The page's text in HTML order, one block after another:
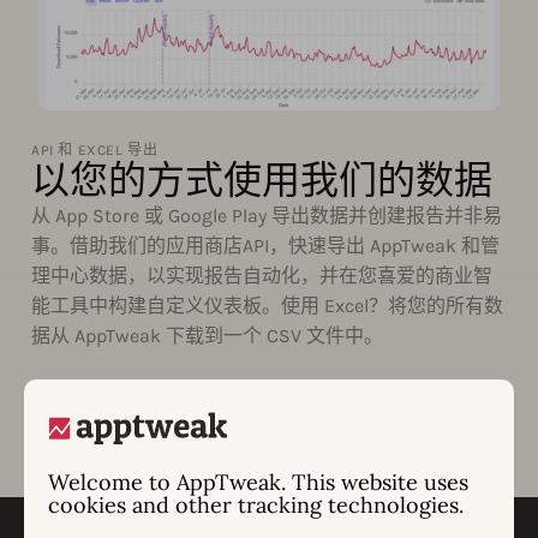
Welcome to AppTweak. This website uses
cookies and other tracking technologies.
API 和 EXCEL 导出
以您的方式使用我们的数据
从 App Store 或 Google Play 导出数据并创建报告并非易
事。借助我们的应用商店API，快速导出 AppTweak 和管
理中心数据，以实现报告自动化，并在您喜爱的商业智
能工具中构建自定义仪表板。使用 Excel？将您的所有数
据从 AppTweak 下载到一个 CSV 文件中。